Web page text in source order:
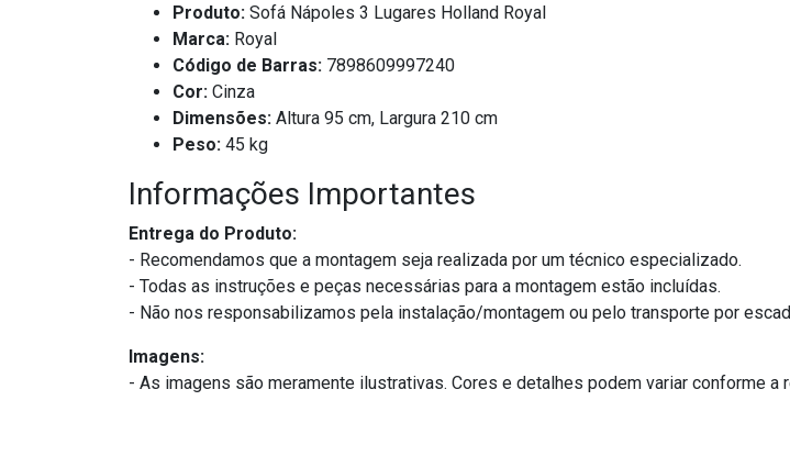
Produto: Sofá Nápoles 3 Lugares Holland Royal
Marca: Royal
Código de Barras: 7898609997240
Cor: Cinza
Dimensões: Altura 95 cm, Largura 210 cm
Peso: 45 kg
Informações Importantes
Entrega do Produto:
- Recomendamos que a montagem seja realizada por um técnico especializado.
- Todas as instruções e peças necessárias para a montagem estão incluídas.
- Não nos responsabilizamos pela instalação/montagem ou pelo transporte por
Imagens:
- As imagens são meramente ilustrativas. Cores e detalhes podem variar conforme a